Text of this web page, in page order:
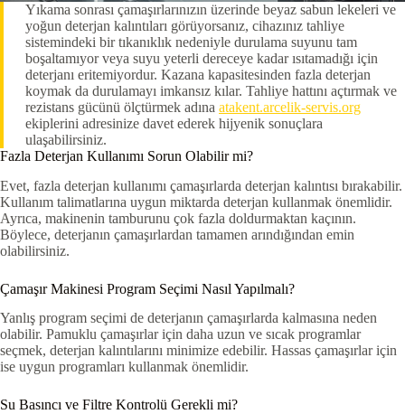
Yıkama sonrası çamaşırlarınızın üzerinde beyaz sabun lekeleri ve
yoğun deterjan kalıntıları görüyorsanız, cihazınız tahliye
sistemindeki bir tıkanıklık nedeniyle durulama suyunu tam
boşaltamıyor veya suyu yeterli dereceye kadar ısıtamadığı için
deterjanı eritemiyordur. Kazana kapasitesinden fazla deterjan
koymak da durulamayı imkansız kılar. Tahliye hattını açtırmak ve
rezistans gücünü ölçtürmek adına atakent.arcelik-servis.org
ekiplerini adresinize davet ederek hijyenik sonuçlara
ulaşabilirsiniz.
Fazla Deterjan Kullanımı Sorun Olabilir mi?
Evet, fazla deterjan kullanımı çamaşırlarda deterjan kalıntısı bırakabilir.
Kullanım talimatlarına uygun miktarda deterjan kullanmak önemlidir.
Ayrıca, makinenin tamburunu çok fazla doldurmaktan kaçının.
Böylece, deterjanın çamaşırlardan tamamen arındığından emin
olabilirsiniz.
Çamaşır Makinesi Program Seçimi Nasıl Yapılmalı?
Yanlış program seçimi de deterjanın çamaşırlarda kalmasına neden
olabilir. Pamuklu çamaşırlar için daha uzun ve sıcak programlar
seçmek, deterjan kalıntılarını minimize edebilir. Hassas çamaşırlar için
ise uygun programları kullanmak önemlidir.
Su Basıncı ve Filtre Kontrolü Gerekli mi?